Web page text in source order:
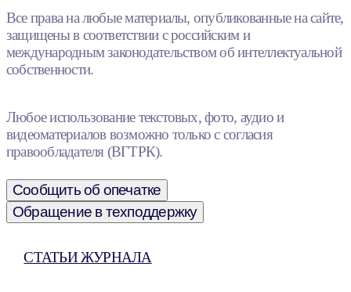
Все права на любые материалы, опубликованные на сайте,
защищены в соответствии с российским и
международным законодательством об интеллектуальной
собственности.
Любое использование текстовых, фото, аудио и
видеоматериалов возможно только с согласия
правообладателя (ВГТРК).
Сообщить об опечатке
Обращение в техподдержку
СТАТЬИ ЖУРНАЛА